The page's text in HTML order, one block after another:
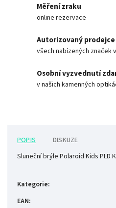
Měření zraku
online rezervace
Autorizovaný prodejce
všech nabízených značek
Osobní vyzvednutí
v našich kamenných
POPIS
DISKUZE
Sluneční brýle Polaroid Kids PLD
Kategorie:
EAN: